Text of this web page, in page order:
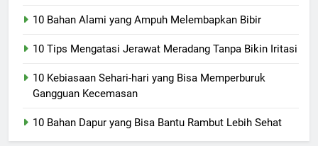
10 Bahan Alami yang Ampuh Melembapkan Bibir
10 Tips Mengatasi Jerawat Meradang Tanpa Bikin Iritasi
10 Kebiasaan Sehari-hari yang Bisa Memperburuk
Gangguan Kecemasan
10 Bahan Dapur yang Bisa Bantu Rambut Lebih Sehat